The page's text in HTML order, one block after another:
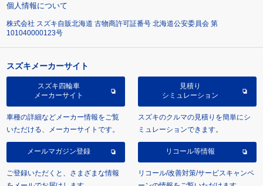
個人情報について
株式会社 スズキ自販北海道 古物商許可証番号 北海道公安委員会 第
101040000123号
スズキメーカーサイト
スズキ四輪車
メーカーサイト
車種の詳細などメーカー情報をご覧
いただける、メーカーサイトです。
見積り
シミュレーション
スズキのクルマの見積りを簡単にシ
ミュレーションできます。
メールマガジン登録
ご登録いただくと、さまざまな情報
リコール等情報
リコール/改善対策/サービスキャンペ